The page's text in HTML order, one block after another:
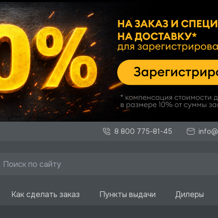
8 800 775-81-45
Как сделать заказ Пункты выдачи Дилеры